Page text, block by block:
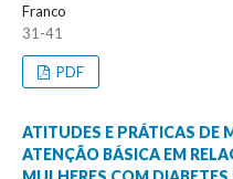
Franco
31-41
PDF
ATITUDES E PRÁTICAS DE
ATENÇÃO BÁSICA EM